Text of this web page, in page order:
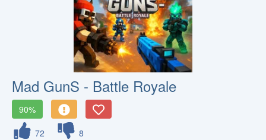
Mad GunS - Battle Royale
90%
72
8